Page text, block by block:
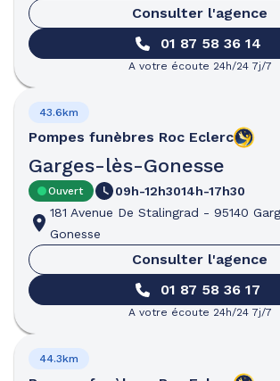
Consulter l'agence
01 87 58 36 14
A votre écoute 24h/24 7j/7
Pompes funèbres Roc Eclerc
Garges-lès-Gonesse
43.6km
Ouvert 09h-12h3014h-17h30
181 Avenue De Stalingrad - 95140
Gonesse
Consulter l'agence
01 87 58 36 17
A votre écoute 24h/24 7j/7
44.3km